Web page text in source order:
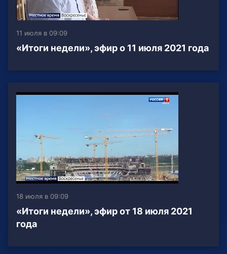
11 июля в 09:09
«Итоги недели», эфир о 11 июля 2021 года
18 июля в 09:09
«Итоги недели», эфир от 18 июля 2021
года